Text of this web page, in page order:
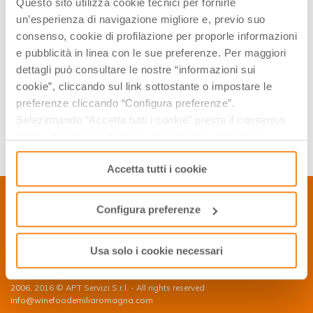
Questo sito utilizza cookie tecnici per fornirle
un’esperienza di navigazione migliore e, previo suo
consenso, cookie di profilazione per proporle informazioni
e pubblicità in linea con le sue preferenze. Per maggiori
dettagli può consultare le nostre “informazioni sui
cookie”, cliccando sul link sottostante o impostare le
preferenze cliccando “Configura preferenze”.
Selezionando “Accetta tutti i cookie” presta il consenso
consenso cliccando su “Usa solo i cookie necessari” e
saranno attivati i soli cookie tecnici necessari al corretto
funzionamento del sito.
Accetta tutti i cookie
Configura preferenze
Usa solo i cookie necessari
making and aging the vinegar which are made from
grapes. Round bottles denote that they were produced in
Modena. Bottles with a yellow cap are at least 12 years
old while those with golden caps are at least 25 years old.
CREDITS
Link:
http://www.lolaakinmade.com/europe/postcard-25-year-
old-balsamic-vinegar-in-modena/
CONTACTS
2006, 2016 © APT Servizi S.r.l. - All rights reserved
info@winefoodemiliaromagna.com